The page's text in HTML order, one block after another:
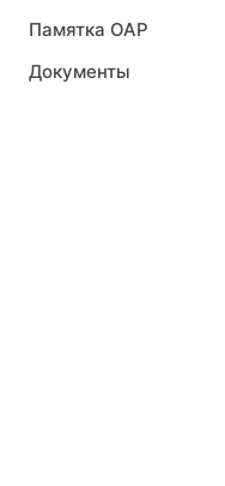
Памятка ОАР
Документы